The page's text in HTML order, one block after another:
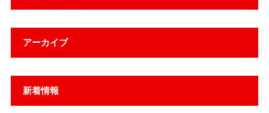
アーカイブ
新着情報